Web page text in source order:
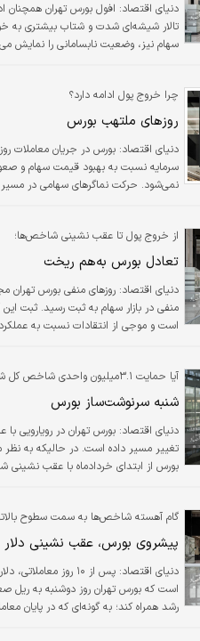
دنیای اقتصاد: افول بورس تهران
تالار شیشه‌­ای شدت و شتاب بیشتری به
سهام نیز، وضعیت نابسامانی را نمایش
چرا خروج پول ادامه دارد؟
روزهای ملتهب بورس
دنیای اقتصاد: بورس در جریان معاملات
سرمایه نسبت به بهبود قیمت سهام و صعود
نمی‌شود. حرکت نماگرهای سهامی در مسیر
از خروج پول تا عقب نشینی شاخص‌ها؛
تعادل بورس به‌هم ریخت
دنیای اقتصاد: روزهای منفی بورس تهران
منفی در بازار سهام به ثبت رسید. ثبت این
است و موجی از انتقادات نسبت به
واحدی عقب ­نشینی کرد.…آیا حمایت ۳.۱میلیون واحدی شاخص
شنبه سرنوشت‌ساز بورس
تغییر مسیر داده است. در حالیکه به نظر
وزیر اقتصاد جدید…
گام آهسته شاخص‌ها به سمت سطوح
پیشروی بورس، عقب نشینی دلار
است که بورس تهران روز دوشنبه به ریل